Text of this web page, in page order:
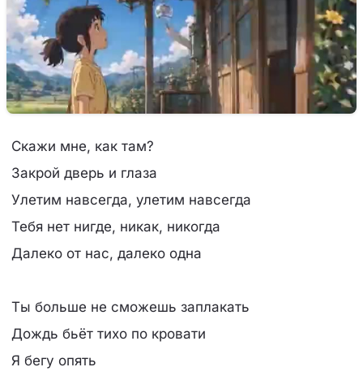
Скажи мне, как там?
Закрой дверь и глаза
Улетим навсегда, улетим навсегда
Тебя нет нигде, никак, никогда
Далеко от нас, далеко одна
Ты больше не сможешь заплакать
Дождь бьёт тихо по кровати
Я бегу опять